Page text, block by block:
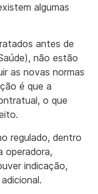
algumas
antes de
não estão
as novas normas
é que a
o que
regulado, dentro
operadora,
indicação,